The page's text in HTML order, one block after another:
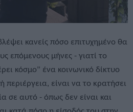
κανείς πόσο επιτυχημένο θα
επόμενους μήνες - γιατί το
κόσμο" ένα κοινωνικό δίκτυο
περιέργεια, είναι να το κρατήσει
σε αυτό - όπως δεν είναι και